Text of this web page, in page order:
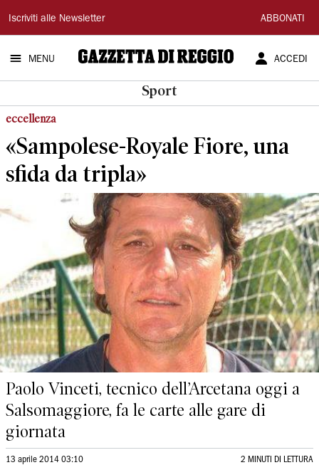
Gazzetta
di
Reggio
Iscriviti alle Newsletter ABBONATI
MENU ACCEDI
Sport
eccellenza
«Sampolese-Royale Fiore, una
sfida da tripla»
Paolo Vinceti, tecnico dell’Arcetana oggi a
Salsomaggiore, fa le carte alle gare di
giornata
13 aprile 2014 03:10 2 MINUTI DI LETTURA